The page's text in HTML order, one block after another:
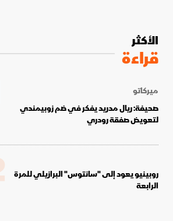
الأكثر
قراءة
ميركاتو
صحيفة: ريال مدريد يفكر في ضم زوبيمندي
لتعويض صفقة رودري
روبينيو يعود إلى "سانتوس" البرازيلي للمرة
الرابعة